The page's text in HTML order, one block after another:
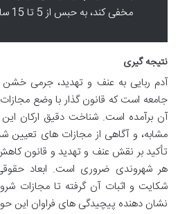
مخفی کند، به حبس از 5 تا 15 سال محکوم خواهد شد.
نتیجه گیری
آدم ربایی به عنف و تهدید، جرمی خشن
جامعه است که قانون گذار با وضع
آن برآمده است. شناخت دقیق ارکان
مشابه، و آگاهی از مجازات های تعیین
تأکید بر نقش عنف و تهدید و قانون
هر شهروندی ضروری است. ابعاد
شکایت و اثبات آن گرفته تا مجازات
نشان دهنده پیچیدگی های فراوان این